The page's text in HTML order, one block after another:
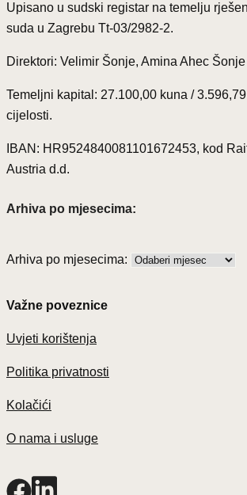
Upisano u sudski registar na temelju
suda u Zagrebu Tt-03/2982-2.
Direktori: Velimir Šonje, Amina Ahec Šonje
Temeljni kapital: 27.100,00 kuna /
cijelosti.
IBAN: HR9524840081101672453, kod
Austria d.d.
Arhiva po mjesecima:
Arhiva po mjesecima:
Važne poveznice
Uvjeti korištenja
Politika privatnosti
Kolačići
O nama i usluge